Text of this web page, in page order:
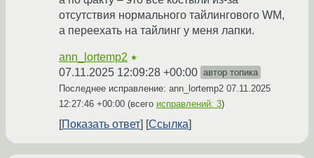
отсутствия нормального тайлингового WM,
а переехать на тайлинг у меня лапки.
ann_lortemp2 ★
07.11.2025 12:09:28 +00:00 автор топика
Последнее исправление: ann_lortemp2 07.11.2025
12:27:46 +00:00 (всего исправлений: 3)
Показать ответ Ссылка